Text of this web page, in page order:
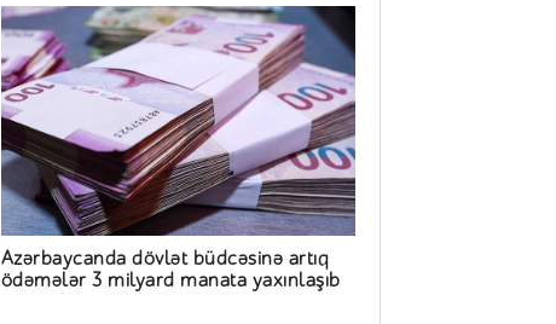
Azərbaycanda dövlət büdcəsinə artıq
ödəmələr 3 milyard manata yaxınlaşıb